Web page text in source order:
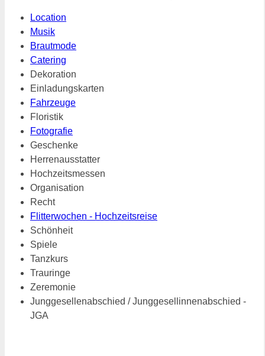
Location
Musik
Brautmode
Catering
Dekoration
Einladungskarten
Fahrzeuge
Floristik
Fotografie
Geschenke
Herrenausstatter
Hochzeitsmessen
Organisation
Recht
Flitterwochen - Hochzeitsreise
Schönheit
Spiele
Tanzkurs
Trauringe
Zeremonie
Junggesellenabschied / Junggesellinnenabschied -
JGA